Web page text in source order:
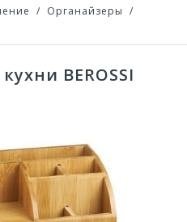
/ Органайзеры /
BEROSSI